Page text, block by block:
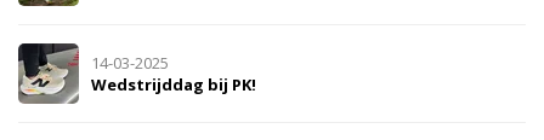
14-03-2025
Wedstrijddag bij PK!